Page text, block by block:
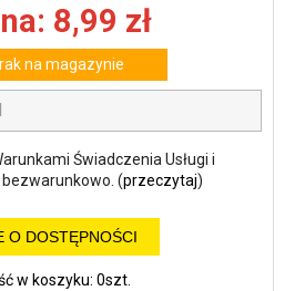
8,99 zł
na magazynie
Świadczenia Usługi i
(przeczytaj)
O DOSTĘPNOŚCI
w koszyku: 0szt.